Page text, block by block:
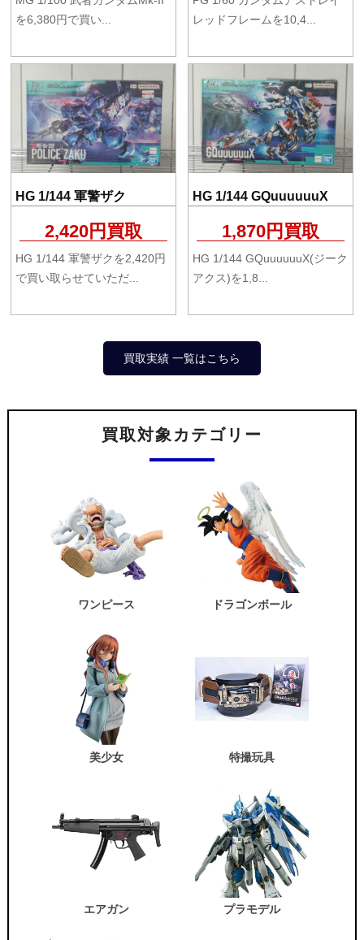
を6,380円で買い...
レッドフレームを10,4...
HG 1/144 軍警ザク
2,420円買取
HG 1/144 軍警ザクを2,420円
で買い取らせていただ...
HG 1/144 GQuuuuuuX
1,870円買取
HG 1/144 GQuuuuuuX(ジーク
アクス)を1,8...
買取実績 一覧はこちら
買取対象カテゴリー
ワンピース ドラゴンボール
美少女 特撮玩具
エアガン プラモデル